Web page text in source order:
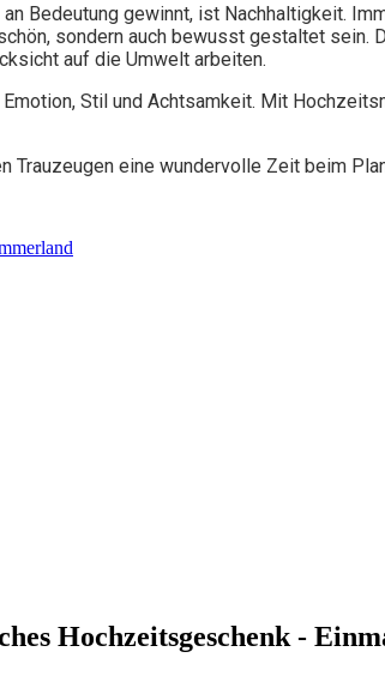
Bedeutung gewinnt, ist Nachhaltigkeit.
sondern auch bewusst gestaltet
auf die Umwelt arbeiten.
Stil und Achtsamkeit. Mit
Trauzeugen eine wundervolle Zeit beim
Hochzeitsgeschenk -